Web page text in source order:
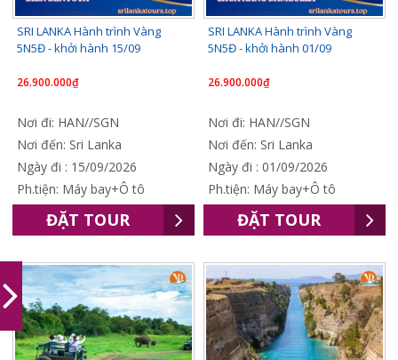
SRI LANKA Hành trình Vàng
5N5Đ - khởi hành 15/09
26.900.000₫
Nơi đi: HAN//SGN
Nơi đến: Sri Lanka
Ngày đi : 15/09/2026
Ph.tiện: Máy bay+Ô tô
ĐẶT TOUR
SRI LANKA Hành trình Vàng
5N5Đ - khởi hành 01/09
26.900.000₫
Nơi đi: HAN//SGN
Nơi đến: Sri Lanka
Ngày đi : 01/09/2026
Ph.tiện: Máy bay+Ô tô
ĐẶT TOUR